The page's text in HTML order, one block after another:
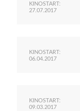
KINOSTART:
27.07.2017
KINOSTART:
06.04.2017
KINOSTART:
09.03.2017